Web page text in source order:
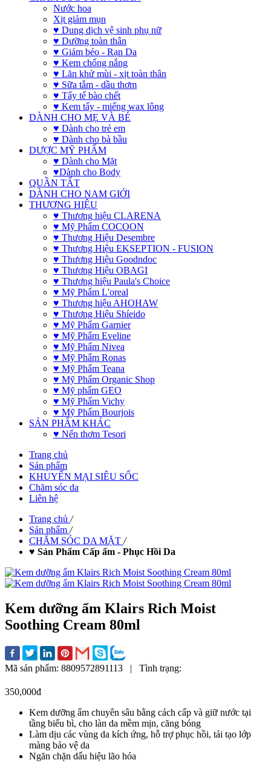
Nước hoa
Xịt giảm mụn
♥ Dung dịch vệ sinh phụ nữ
♥ Dưỡng toàn thân
♥ Giảm béo - Rạn Da
♥ Kem chống nắng
♥ Lăn khử mùi - xịt toàn thân
♥ Sữa tắm - dầu thơm
♥ Tẩy tế bào chết
♥ Kem tẩy - miếng wax lông
DÀNH CHO MẸ VÀ BÉ
♥ Dành cho trẻ em
♥ Dành cho bà bầu
DƯỢC MỸ PHẨM
♥ Dành cho Mặt
♥Dành cho Body
QUẦN TẤT
DÀNH CHO NAM GIỚI
THƯƠNG HIỆU
♥ Thương hiệu CLARENA
♥ Mỹ Phẩm COCOON
♥ Thương Hiệu Desembre
♥ Thương Hiệu EKSEPTION - FUSION
♥ Thương Hiệu Goodndoc
♥ Thương Hiệu OBAGI
♥ Thương hiệu Paula's Choice
♥ Mỹ Phẩm L'oreal
♥ Thương hiệu AHOHAW
♥ Thương Hiệu Shíeido
♥ Mỹ Phẩm Garnier
♥ Mỹ Phẩm Eveline
♥ Mỹ Phẩm Nivea
♥ Mỹ Phẩm Ronas
♥ Mỹ Phẩm Teana
♥ Mỹ Phẩm Organic Shop
♥ Mỹ phẩm GEO
♥ Mỹ Phẩm Vichy
♥ Mỹ Phẩm Bourjois
SẢN PHẨM KHÁC
♥ Nến thơm Tesori
Trang chủ
Sản phẩm
KHUYẾN MẠI SIÊU SỐC
Chăm sóc da
Liên hệ
Trang chủ /
Sản phẩm /
CHĂM SÓC DA MẶT /
♥ Sản Phẩm Cấp ẩm - Phục Hồi Da
Kem dưỡng ẩm Klairs Rich Moist
Soothing Cream 80ml
Mã sản phẩm: 8809572891113 | Tình trạng:
350,000đ
Kem dưỡng ẩm chuyên sâu bằng cách cấp và giữ nước tại
tầng biểu bì, cho làn da mềm mịn, căng bóng
Làm dịu các vùng da kích ứng, hỗ trợ phục hồi, tái tạo lớp
màng bảo vệ da
Ngăn chặn dấu hiệu lão hóa